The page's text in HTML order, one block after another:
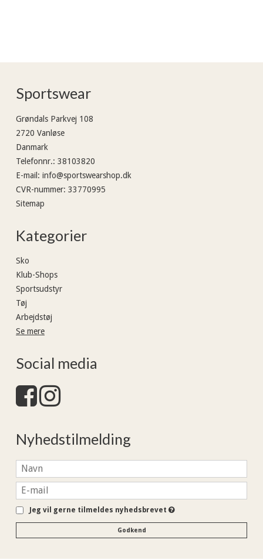
Sportswear
Grøndals Parkvej 108
2720 Vanløse
Danmark
Telefonnr.: 38103820
E-mail : info@sportswearshop.dk
CVR-nummer: 33770995
Sitemap
Kategorier
Sko
Klub-Shops
Sportsudstyr
Tøj
Arbejdstøj
Se mere
Social media
Nyhedstilmelding
Jeg vil gerne tilmeldes nyhedsbrevet
Godkend